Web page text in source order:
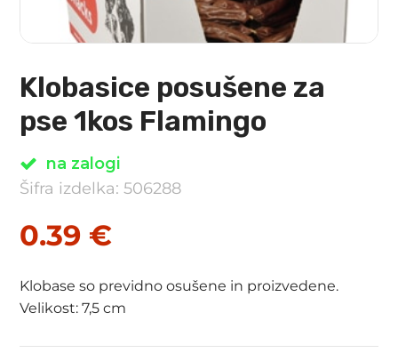
Klobasice posušene za
pse 1kos Flamingo
na zalogi
Šifra izdelka: 506288
0.39 €
Klobase so previdno osušene in proizvedene.
Velikost: 7,5 cm